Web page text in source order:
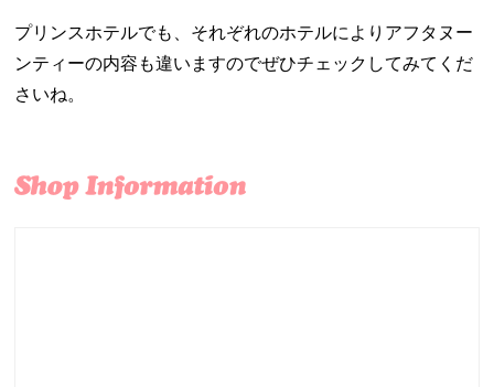
プリンスホテルでも、それぞれのホテルによりアフタヌー
ンティーの内容も違いますのでぜひチェックしてみてくだ
さいね。